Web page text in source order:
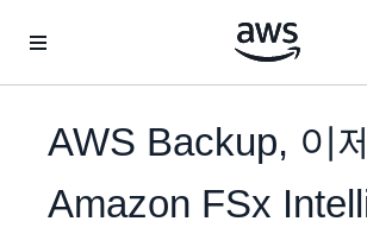
AWS Backup, 이
Amazon FSx